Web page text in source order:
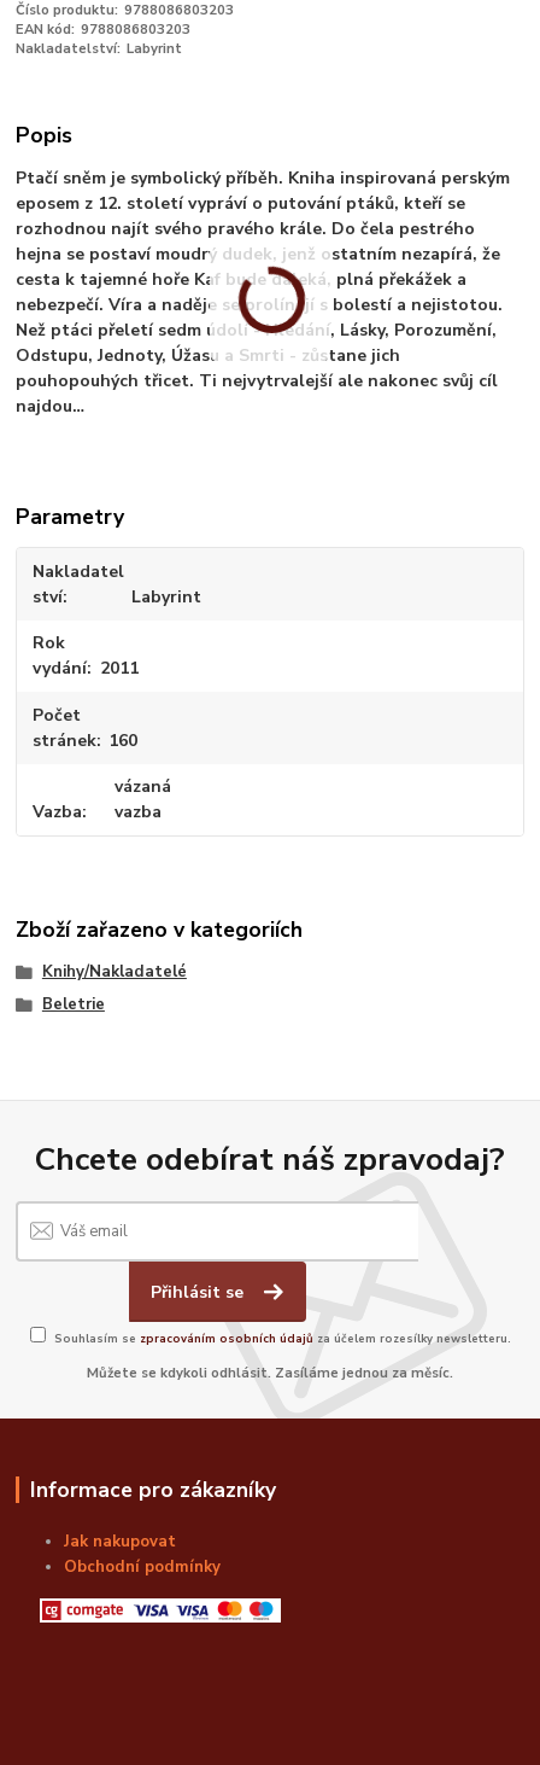
Číslo produktu: 9788086803203
EAN kód: 9788086803203
Nakladatelství: Labyrint
Popis
Ptačí sněm je symbolický příběh. Kniha inspirovaná perským
eposem z 12. století vypráví o putování ptáků, kteří se
rozhodnou najít svého pravého krále. Do čela pestrého
hejna se postaví moudrý dudek, jenž ostatním nezapírá, že
cesta k tajemné hoře Kaf bude daleká, plná překážek a
nebezpečí. Víra a naděje se prolínají s bolestí a nejistotou.
Než ptáci přeletí sedm údolí - Hledání, Lásky, Porozumění,
Odstupu, Jednoty, Úžasu a Smrti - zůstane jich
pouhopouhých třicet. Ti nejvytrvalejší ale nakonec svůj cíl
najdou…
Parametry
Nakladatel
ství
Labyrint
Rok
vydání
2011
Počet
stránek
160
Vazba
vázaná
vazba
Zboží zařazeno v kategoriích
Knihy/Nakladatelé
Beletrie
Chcete odebírat náš zpravodaj?
Přihlásit se
Souhlasím se zpracováním osobních údajů za účelem rozesílky newsletteru.
Můžete se kdykoli odhlásit. Zasíláme jednou za měsíc.
Informace pro zákazníky
Jak nakupovat
Obchodní podmínky